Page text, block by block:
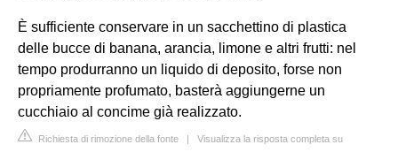
È sufficiente conservare in un sacchettino di plastica
delle bucce di banana, arancia, limone e altri frutti: nel
tempo produrranno un liquido di deposito, forse non
propriamente profumato, basterà aggiungerne un
cucchiaio al concime già realizzato.
Richiesta di rimozione della fonte | Visualizza la risposta completa su